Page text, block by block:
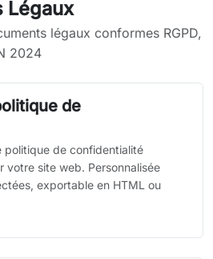
Légaux
légaux conformes RGPD,
2024
de
politique de confidentialité
votre site web. Personnalisée
exportable en HTML ou